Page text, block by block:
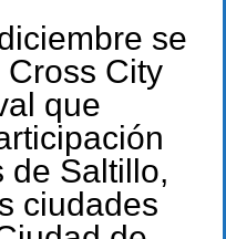
se
Cross City
que
de Saltillo,
ciudades